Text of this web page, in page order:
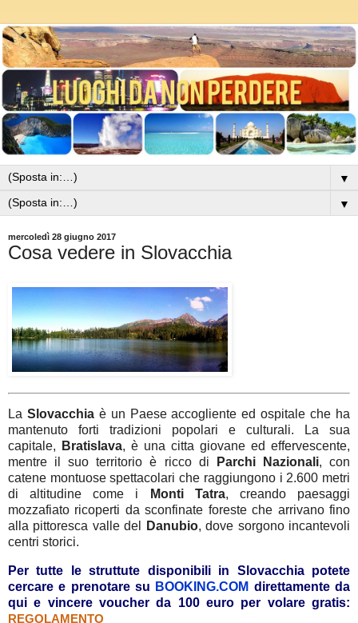
▼
▼
mercoledì 28 giugno 2017
Cosa vedere in Slovacchia
La Slovacchiaè un Paese accogliente ed ospitale che ha
mantenuto forti tradizioni popolari e culturali. La sua
capitale,
Bratislava, è una citta giovane ed effervescente,
mentre il suo territorio è ricco di
Parchi Nazionali, con
catene montuose spettacolari che raggiungono i 2.600 metri
di altitudine come i
Monti Tatra, creando paesaggi
mozzafiato ricoperti da sconfinate foreste che arrivano fino
alla pittoresca valle del
Danubio, dove sorgono incantevoli
centri storici.
Per tutte le struttute disponibili in Slovacchia potete
cercare e prenotare su BOOKING.COM direttamente da
quie vincere voucher da 100 euro per volare gratis:
REGOLAMENTO